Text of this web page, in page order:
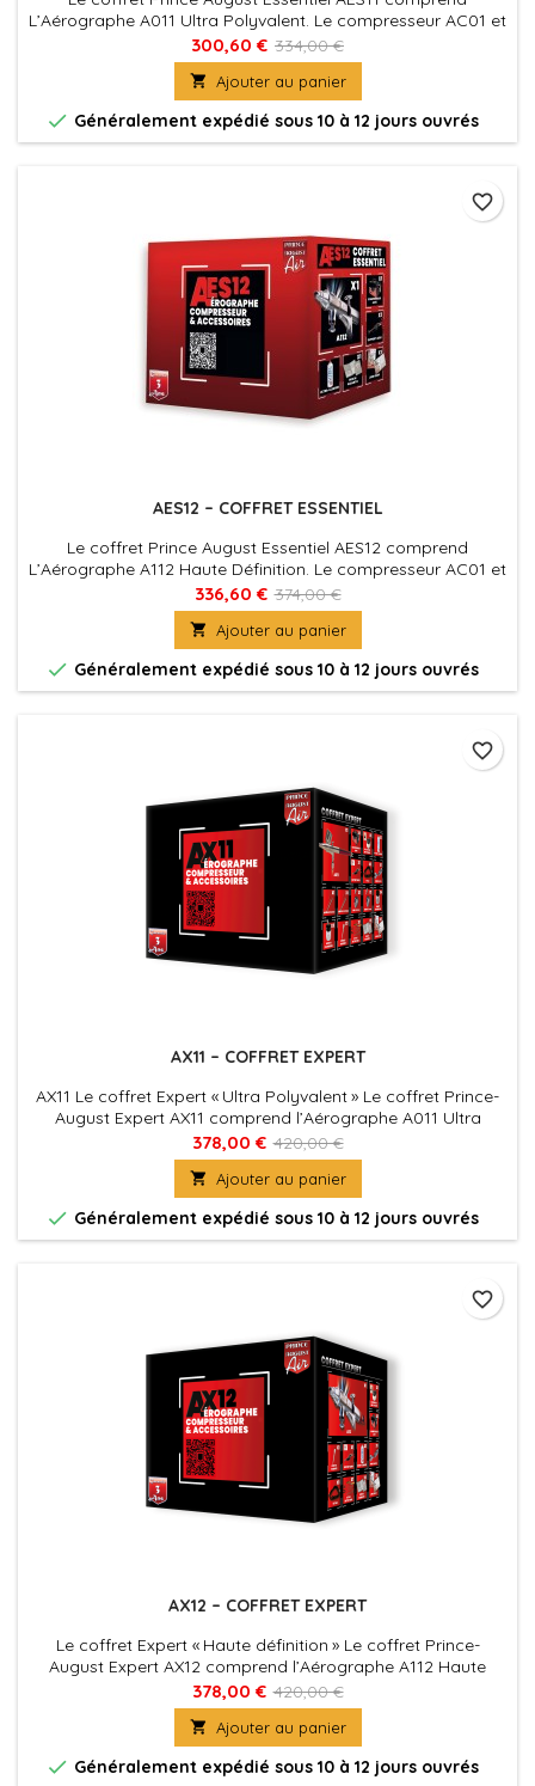
L’Aérographe A011 Ultra Polyvalent. Le compresseur AC01 et
son manomètre pour une pression d’air chiffrée. Et le
matériel qui vous simplifie l’Aérographie : • 1 Support
Aérographes • 1 Ultra Cleaner • 1 Bon de garantie de 3 ans
pour l’Aérographe et le Compresseur.
300,60 € 334,00 €
 Ajouter au panier
 Généralement expédié sous 10 à 12 jours ouvrés
AES12 – COFFRET ESSENTIEL
Le coffret Prince August Essentiel AES12 comprend
L’Aérographe A112 Haute Définition. Le compresseur AC01 et
son manomètre pour une pression d’air chiffrée. Et tout le
matériel qui vous simplifie l’Aérographie : • 1 Support
Aérographes • 1 Ultra Cleaner • 1 Bon de garantie de 3 ans
pour l’Aérographe et le Compresseur.
336,60 € 374,00 €
 Ajouter au panier
 Généralement expédié sous 10 à 12 jours ouvrés
favorite_border
AX11 – COFFRET EXPERT
AX11 Le coffret Expert « Ultra Polyvalent » Le coffret Prince-
August Expert AX11 comprend l’Aérographe A011 Ultra
Polyvalent. Vous trouverez également le compresseur AC01
et son manomètre pour une pression d’air chiffrée. Et tout le
matériel qui vous simplifie l’Aérographie : • 1 Support
Aérographes • 1 Station de Nettoyage • 1 Kit de Nettoyage •
1...
378,00 € 420,00 €
 Ajouter au panier
 Généralement expédié sous 10 à 12 jours ouvrés
favorite_border
AX12 – COFFRET EXPERT
Le coffret Expert « Haute définition » Le coffret Prince-
August Expert AX12 comprend l’Aérographe A112 Haute
Définition. Vous trouverez également le compresseur AC01
et son manomètre pour une pression d’air chiffrée. Et tout le
matériel qui vous simplifie l’Aérographie : • 1 Support
Aérographes • 1 Station de Nettoyage • 1 Kit de Nettoyage •
1 Ultra...
378,00 € 420,00 €
 Ajouter au panier
 Généralement expédié sous 10 à 12 jours ouvrés
favorite_border